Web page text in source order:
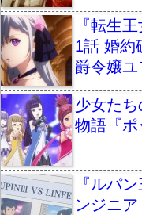
『転生
1話 婚約
爵令嬢
少女た
物語『
『ルパ
ンジニ